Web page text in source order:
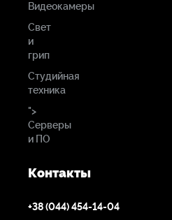
Видеокамеры
Свет
и
грип
Студийная
техника
">
Серверы
и ПО
Контакты
+38 (044) 454-14-04